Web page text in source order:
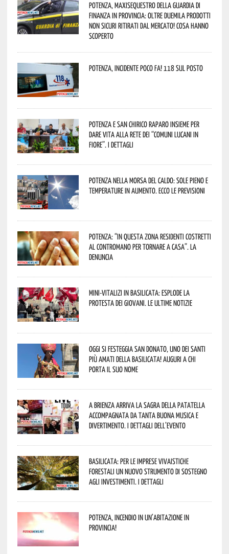
Potenza, maxisequestro della Guardia di
Finanza in provincia: oltre duemila prodotti
non sicuri ritirati dal mercato! Cosa hanno
scoperto
Potenza, incidente poco fa! 118 sul posto
Potenza e San Chirico Raparo insieme per
dare vita alla rete dei “Comuni Lucani in
Fiore”. I dettagli
Potenza nella morsa del caldo: sole pieno e
temperature in aumento. Ecco le previsioni
Potenza: “In questa zona residenti costretti
al contromano per tornare a casa”. La
denuncia
Mini-vitalizi in Basilicata: esplode la
protesta dei giovani. Le ultime notizie
Oggi si festeggia San Donato, uno dei Santi
più amati della Basilicata! Auguri a chi
porta il suo nome
A Brienza arriva la Sagra della Patatella
accompagnata da tanta buona musica e
divertimento. I dettagli dell’evento
Basilicata: per le imprese vivaistiche
forestali un nuovo strumento di sostegno
agli investimenti. I dettagli
Potenza, incendio in un’abitazione in
provincia!